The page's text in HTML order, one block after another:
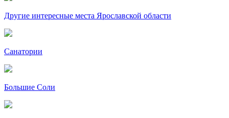
Другие интересные места Ярославской области
Санатории
Большие Соли